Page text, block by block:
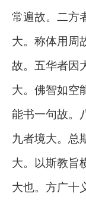
常遍故。二方
大。称体用周
故。五华者因
大。佛智如空
能书一句故。
九者境大。总
大。以斯教旨
大也。方广十